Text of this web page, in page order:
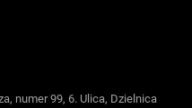
numer 99, 6. Ulica, Dzielnica